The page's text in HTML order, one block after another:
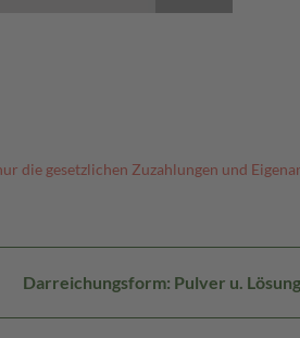
die gesetzlichen Zuzahlungen und
Darreichungsform: Pulver u.